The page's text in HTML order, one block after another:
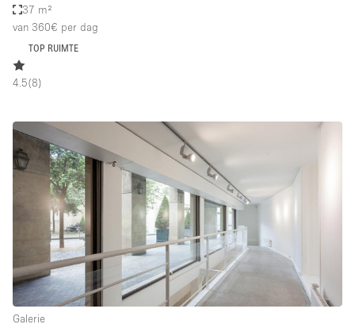
37 m²
van 360€ per dag
TOP RUIMTE
4.5(8)
Galerie